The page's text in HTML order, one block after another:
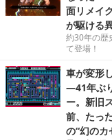
面リメイ
が駆ける
約30年の歴
て登場！
車が変形
―41年ぶ
ー。新旧
前、たっ
の“幻のカ